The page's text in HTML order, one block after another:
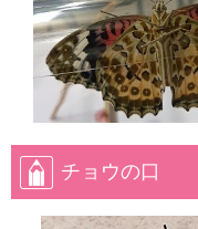
チョウの口